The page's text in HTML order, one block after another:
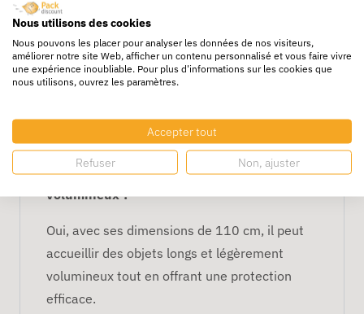
Applications :
posters, plans, affiches et autres objets
longs nécessitant une protection de
haute qualité.
FAQ – Tube Carton Longbox 10
x 10 x 110 cm
1. Le tube peut-il contenir des objets
volumineux ?
Oui, avec ses dimensions de 110 cm, il peut
accueillir des objets longs et légèrement
volumineux tout en offrant une protection
efficace.
Nous utilisons des cookies
Nous pouvons les placer pour analyser les données de nos visiteurs,
améliorer notre site Web, afficher un contenu personnalisé et vous faire vivre
une expérience inoubliable. Pour plus d'informations sur les cookies que
nous utilisons, ouvrez les paramètres.
Accepter tout
Refuser Non, ajuster